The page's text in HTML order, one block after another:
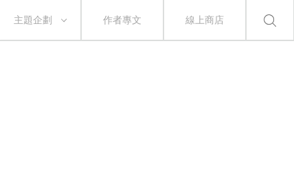
主題企劃 作者專文 線上商店